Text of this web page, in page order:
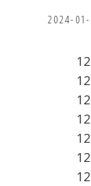
2024-